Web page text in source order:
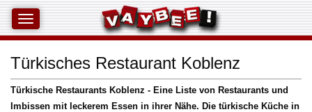
Türkisches Restaurant Koblenz
Türkische Restaurants Koblenz - Eine Liste von Restaurants und
Imbissen mit leckerem Essen in ihrer Nähe. Die türkische Küche in